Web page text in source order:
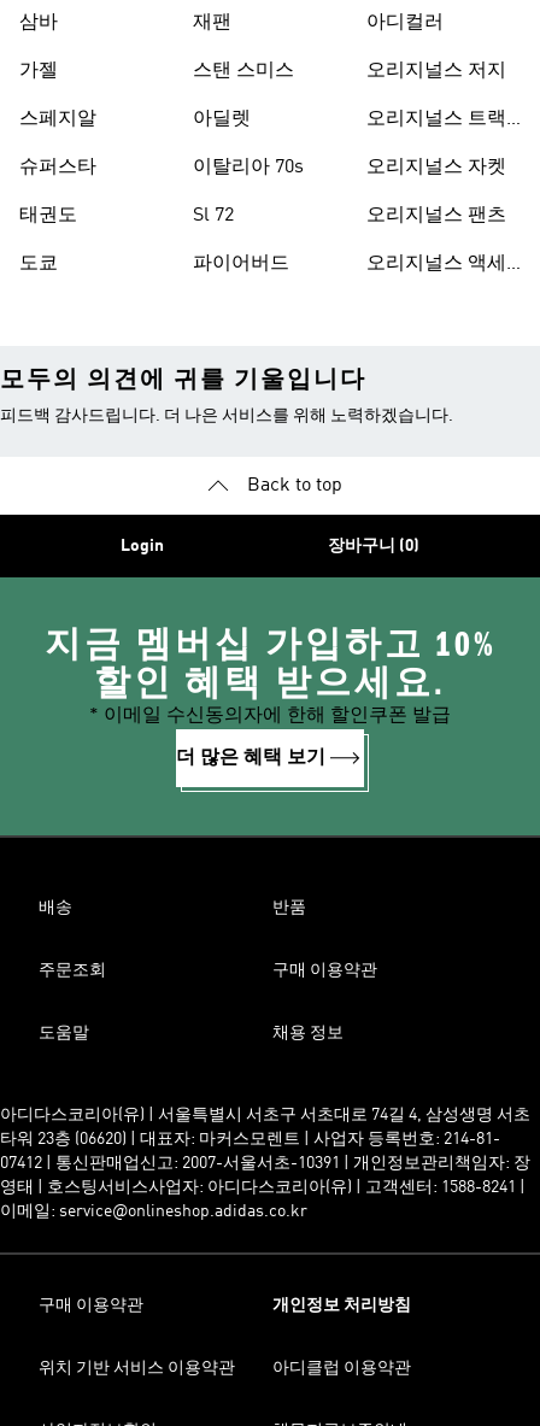
삼바
가젤
스페지알
슈퍼스타
태권도
도쿄
재팬
스탠 스미스
아딜렛
이탈리아 70s
Sl 72
파이어버드
아디컬러
오리지널스 저지
오리지널스 트랙
오리지널스 자켓
오리지널스 팬츠
오리지널스 액세
모두의 의견에 귀를 기울입니다
피드백 감사드립니다. 더 나은 서비스를 위해 노력하겠습니다.
Back to top
Login 장바구니 (0)
지금 멤버십 가입하고 10%
할인 혜택 받으세요.
* 이메일 수신동의자에 한해 할인쿠폰 발급
더 많은 혜택 보기
배송 반품
주문조회 구매 이용약관
도움말 채용 정보
아디다스코리아(유) | 서울특별시 서초구 서초대로 74길 4, 삼성생명 서초
타워 23층 (06620) | 대표자: 마커스모렌트 | 사업자 등록번호: 214-81-
07412 | 통신판매업신고: 2007-서울서초-10391 | 개인정보관리책임자: 장
영태 | 호스팅서비스사업자: 아디다스코리아(유) | 고객센터: 1588-8241 |
이메일: service@onlineshop.adidas.co.kr
구매 이용약관 개인정보 처리방침
위치 기반 서비스 이용약관 아디클럽 이용약관